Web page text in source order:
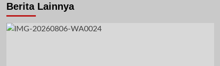
Berita Lainnya